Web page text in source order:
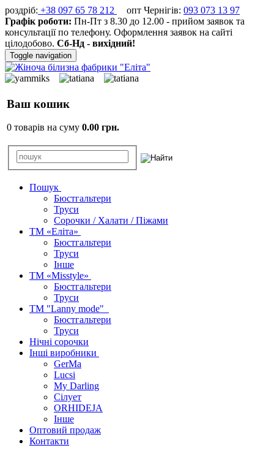
роздріб: +38 097 65 78 212 опт Чернігів: 093 073 13 97
Графік роботи: Пн-Пт з 8.30 до 12.00 - прийом заявок та
консультації по телефону. Оформлення заявок на сайті
цілодобово. Сб-Нд - вихідний!
Toggle navigation
Ваш кошик
0 товарів на суму 0.00 грн.
Пошук
Бюстгальтери
Труси
Сорочки / Халати / Піжами
ТМ «Еліта»
Бюстгальтери
Труси
Інше
ТМ «Misstyle»
Бюстгальтери
Труси
ТМ "Lanny mode"
Бюстгальтери
Труси
Нічні сорочки
Інші виробники
GerMa
Lucsi
My Darling
Сілует
ORHIDEJA
Інше
Оптовий продаж
Контакти